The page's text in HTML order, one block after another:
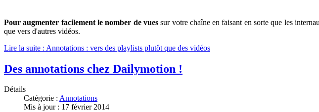
Pour augmenter facilement le nomber de vuessur votre chaîne en faisant en sorte que les
que vers d'autres vidéos.
Lire la suite : Annotations : vers des playlists plutôt que des vidéos
Des annotations chez Dailymotion !
Détails
Catégorie : Annotations
Mis à jour : 17 février 2014